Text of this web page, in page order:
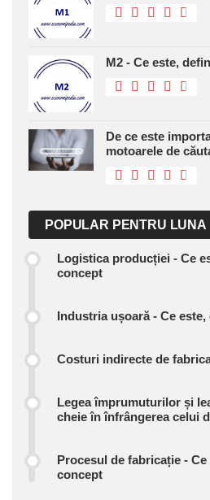
M2 - Ce este,
De ce este
motoarele de
POPULAR PENTRU LUNA
Logistica producției - Ce
concept
Industria ușoară - Ce
Costuri indirecte de
Legea împrumuturilor și
cheie în înfrângerea celui
Procesul de fabricație -
concept